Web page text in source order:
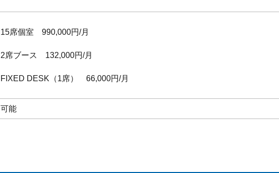
15席個室 990,000円/月
2席ブース 132,000円/月
FIXED DESK（1席） 66,000円/月
可能